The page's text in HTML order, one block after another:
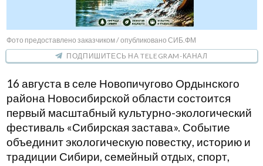
Фото предоставлено заказчиком / опубликовано СИБ.ФМ
ПОДПИШИТЕСЬ НА TELEGRAM-КАНАЛ
16 августа в селе Новопичугово Ордынского
района Новосибирской области состоится
первый масштабный культурно-экологический
фестиваль «Сибирская застава». Событие
объединит экологическую повестку, историю и
традиции Сибири, семейный отдых, спорт,